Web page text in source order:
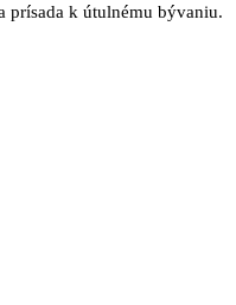
prísada k útulnému bývaniu.